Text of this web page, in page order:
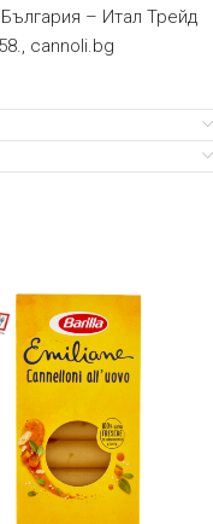
– Итал Трейд
cannoli.bg